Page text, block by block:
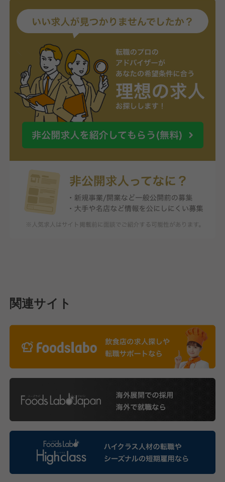
関連サイト